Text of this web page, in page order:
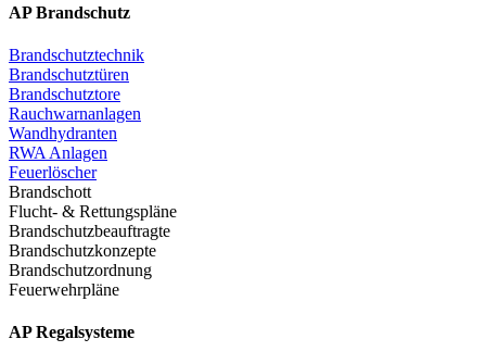
AP Brandschutz
Brandschutztechnik
Brandschutztüren
Brandschutztore
Rauchwarnanlagen
Wandhydranten
RWA Anlagen
Feuerlöscher
Brandschott
Flucht- & Rettungspläne
Brandschutzbeauftragte
Brandschutzkonzepte
Brandschutzordnung
Feuerwehrpläne
AP Regalsysteme